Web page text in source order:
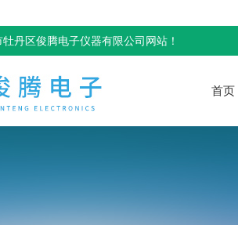
丹区俊腾电子仪器有限公司网站！
首页